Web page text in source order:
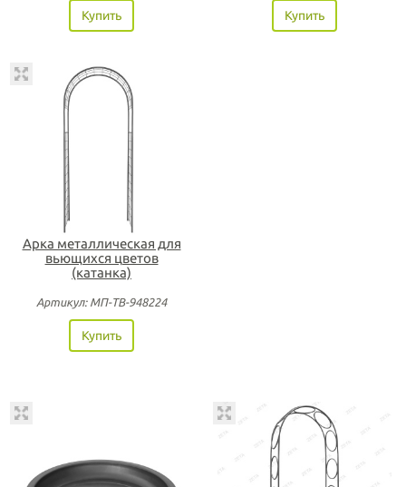
Купить Купить
Арка металлическая для
вьющихся цветов
(катанка)
Артикул: МП-ТВ-948224
Купить